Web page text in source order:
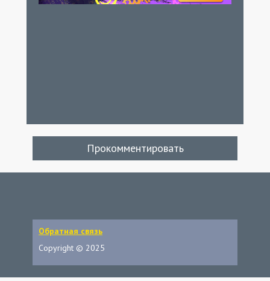
Прокомментировать
Обратная связь
Copyright © 2025